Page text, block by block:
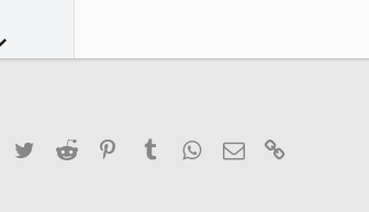
FacebookTwitterReddit PinterestTumblrWhatsApp
E-mail